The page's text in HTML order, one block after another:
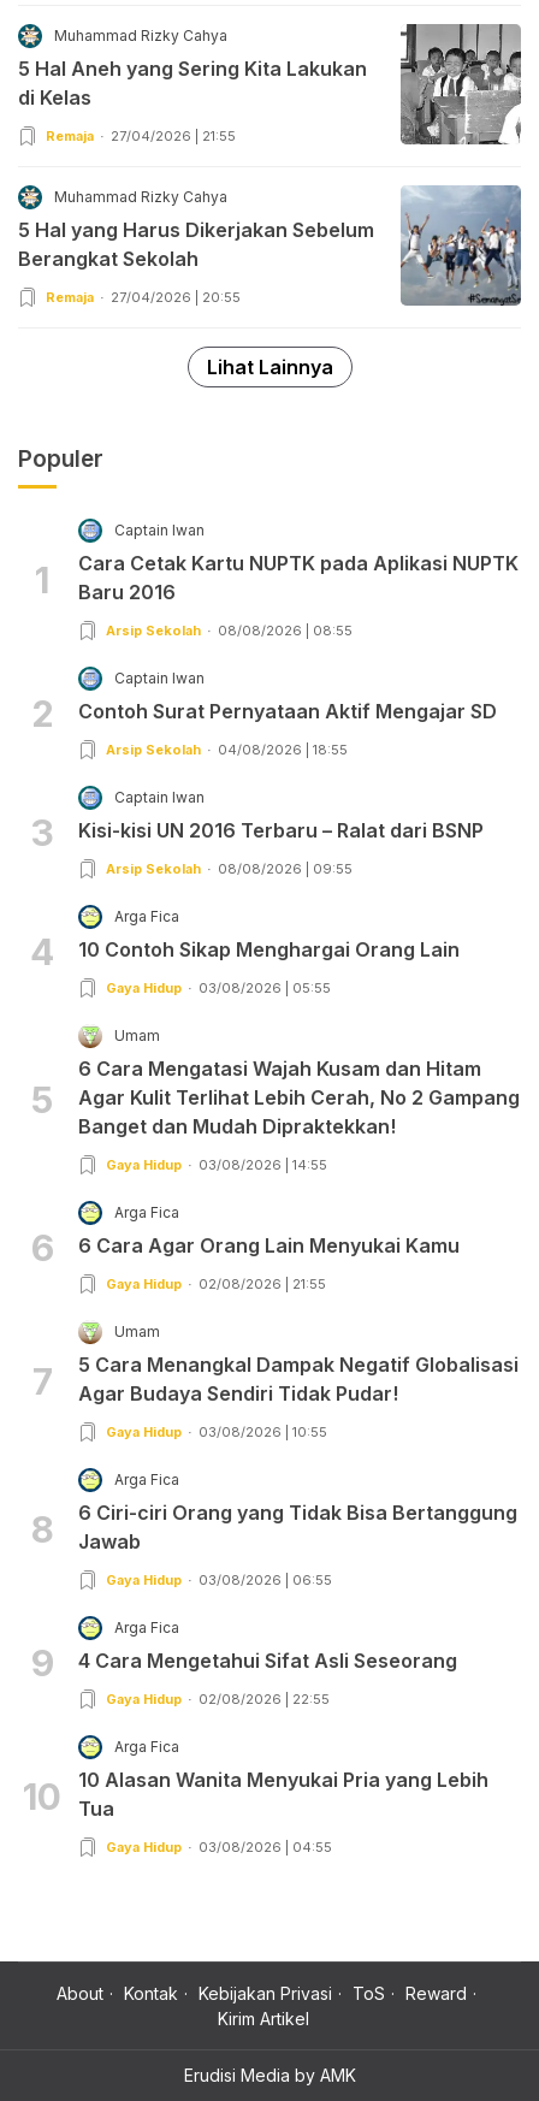
Muhammad Rizky Cahya
5 Hal Aneh yang Sering Kita Lakukan
di Kelas
Remaja 27/04/2026 | 21:55
Muhammad Rizky Cahya
5 Hal yang Harus Dikerjakan Sebelum
Berangkat Sekolah
Remaja 27/04/2026 | 20:55
Lihat Lainnya
Populer
1
Captain Iwan
Cara Cetak Kartu NUPTK pada Aplikasi NUPTK
Baru 2016
Arsip Sekolah 08/08/2026 | 08:55
2
Captain Iwan
Contoh Surat Pernyataan Aktif Mengajar SD
Arsip Sekolah 04/08/2026 | 18:55
3
Captain Iwan
Kisi-kisi UN 2016 Terbaru – Ralat dari BSNP
Arsip Sekolah 08/08/2026 | 09:55
4
Arga Fica
10 Contoh Sikap Menghargai Orang Lain
Gaya Hidup 03/08/2026 | 05:55
5
Umam
6 Cara Mengatasi Wajah Kusam dan Hitam
Agar Kulit Terlihat Lebih Cerah, No 2 Gampang
Banget dan Mudah Dipraktekkan!
Gaya Hidup 03/08/2026 | 14:55
6
Arga Fica
6 Cara Agar Orang Lain Menyukai Kamu
Gaya Hidup 02/08/2026 | 21:55
7
Umam
5 Cara Menangkal Dampak Negatif Globalisasi
Agar Budaya Sendiri Tidak Pudar!
Gaya Hidup 03/08/2026 | 10:55
8
Arga Fica
6 Ciri-ciri Orang yang Tidak Bisa Bertanggung
Jawab
Gaya Hidup 03/08/2026 | 06:55
9
Arga Fica
4 Cara Mengetahui Sifat Asli Seseorang
Gaya Hidup 02/08/2026 | 22:55
10
Arga Fica
10 Alasan Wanita Menyukai Pria yang Lebih
Tua
Gaya Hidup 03/08/2026 | 04:55
About Kontak Kebijakan Privasi ToS
Reward
Kirim Artikel
Erudisi Media by AMK